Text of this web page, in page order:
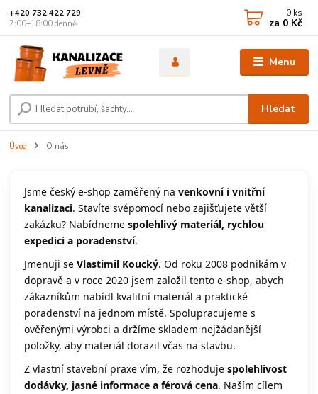
Menu
Hledat
+420 732 422 729
7:00–18:00 denně
0 ks
za 0 Kč
Úvod O nás
Jsme český e-shop zaměřený navenkovní i vnitřní
kanalizaci. Stavíte svépomocí nebo zajišťujete větší
zakázku? Nabídnemespolehlivý materiál, rychlou
expedici a poradenství.
Jmenuji seVlastimil Koucký. Od roku 2008 podnikám v
dopravě a v roce 2020 jsem založil tento e-shop, abych
zákazníkům nabídl kvalitní materiál a praktické
poradenství na jednom místě. Spolupracujeme s
ověřenými výrobci a držíme skladem nejžádanější
položky, aby materiál dorazil včas na stavbu.
Z vlastní stavební praxe vím, že rozhodujespolehlivost
dodávky, jasné informace a férová cena. Naším cílem